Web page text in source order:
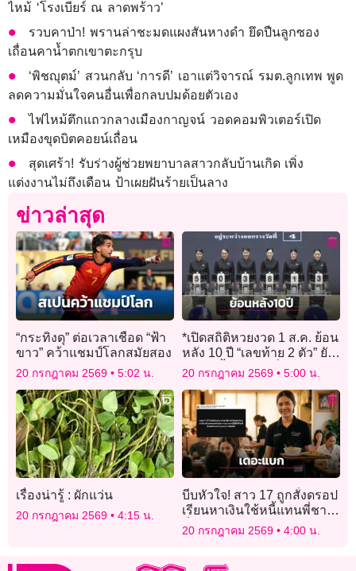
ไหม้ ‘โรงเบียร์ ณ ลาดพร้าว’
รวบคาป่า! พรานล่าชะมดแผงสันหางดำ ยึดปืนลูกซอง
เถื่อนคาน้ำตกเขาตะกรุบ
‘พิชญุตม์’ สวนกลับ ‘การดี’ เอาแต่วิจารณ์ รมต.ลูกเทพ พูด
ลดความมั่นใจคนอื่นเพื่อกลบปมด้อยตัวเอง
ไฟไหม้ตึกแถวกลางเมืองกาญจน์ วอดคอมพิวเตอร์เปิด
เหมืองขุดบิตคอยน์เถื่อน
สุดเศร้า! รับร่างผู้ช่วยพยาบาลสาวกลับบ้านเกิด เพิ่ง
แต่งงานไม่ถึงเดือน ป้าเผยฝันร้ายเป็นลาง
ข่าวล่าสุด
“กระทิงดุ” ต่อเวลาเชือด “ฟ้า
ขาว” คว้าแชมป์โลกสมัยสอง
20 กรกฎาคม 2569 5:02 น.
*เปิดสถิติหวยงวด 1 ส.ค. ย้อน
หลัง 10 ปี “เลขท้าย 2 ตัว” ยัง
ไร้เลขซ้ำ รางวัลที่ 1 เคยออก
811852 สูงสุดในปี 68
20 กรกฎาคม 2569 5:00 น.
เรื่องน่ารู้ : ผักแว่น
20 กรกฎาคม 2569 4:15 น.
บีบหัวใจ! สาว 17 ถูกสั่งดรอป
เรียนหาเงินใช้หนี้แทนพี่ชาย
ลั่น “หนีไปตัดขาด” ผิดไหม?
20 กรกฎาคม 2569 4:00 น.